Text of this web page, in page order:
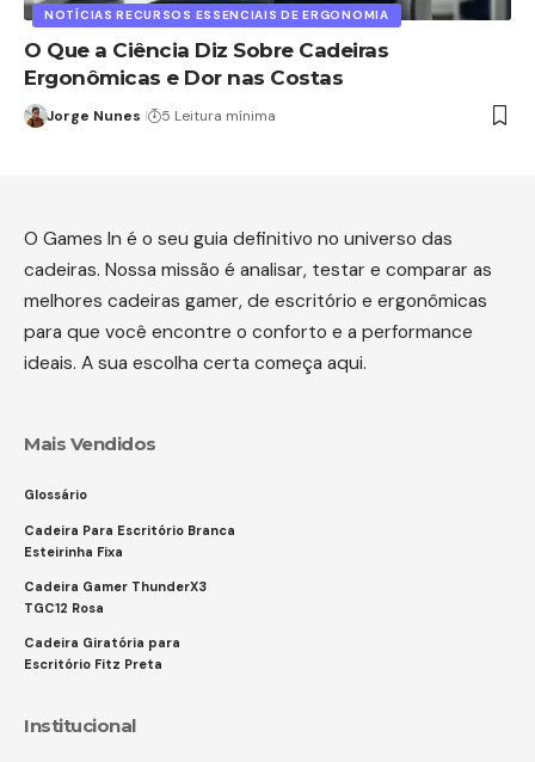
NOTÍCIAS RECURSOS ESSENCIAIS DE ERGONOMIA
O Que a Ciência Diz Sobre Cadeiras
Ergonômicas e Dor nas Costas
Jorge Nunes 5 Leitura mínima
O Games In é o seu guia definitivo no universo das
cadeiras. Nossa missão é analisar, testar e comparar as
melhores cadeiras gamer, de escritório e ergonômicas
para que você encontre o conforto e a performance
ideais. A sua escolha certa começa aqui.
Mais Vendidos
Glossário
Cadeira Para Escritório Branca
Esteirinha Fixa
Cadeira Gamer ThunderX3
TGC12 Rosa
Cadeira Giratória para
Escritório Fitz Preta
Institucional